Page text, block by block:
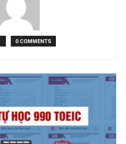
0 COMMENTS